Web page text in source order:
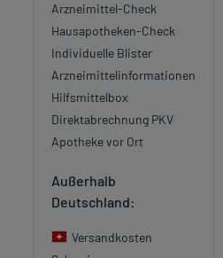
Arzneimittel-Check
Hausapotheken-Check
Individuelle Blister
Arzneimittelinformationen
Hilfsmittelbox
Direktabrechnung PKV
Apotheke vor Ort
Außerhalb
Deutschland:
Versandkosten